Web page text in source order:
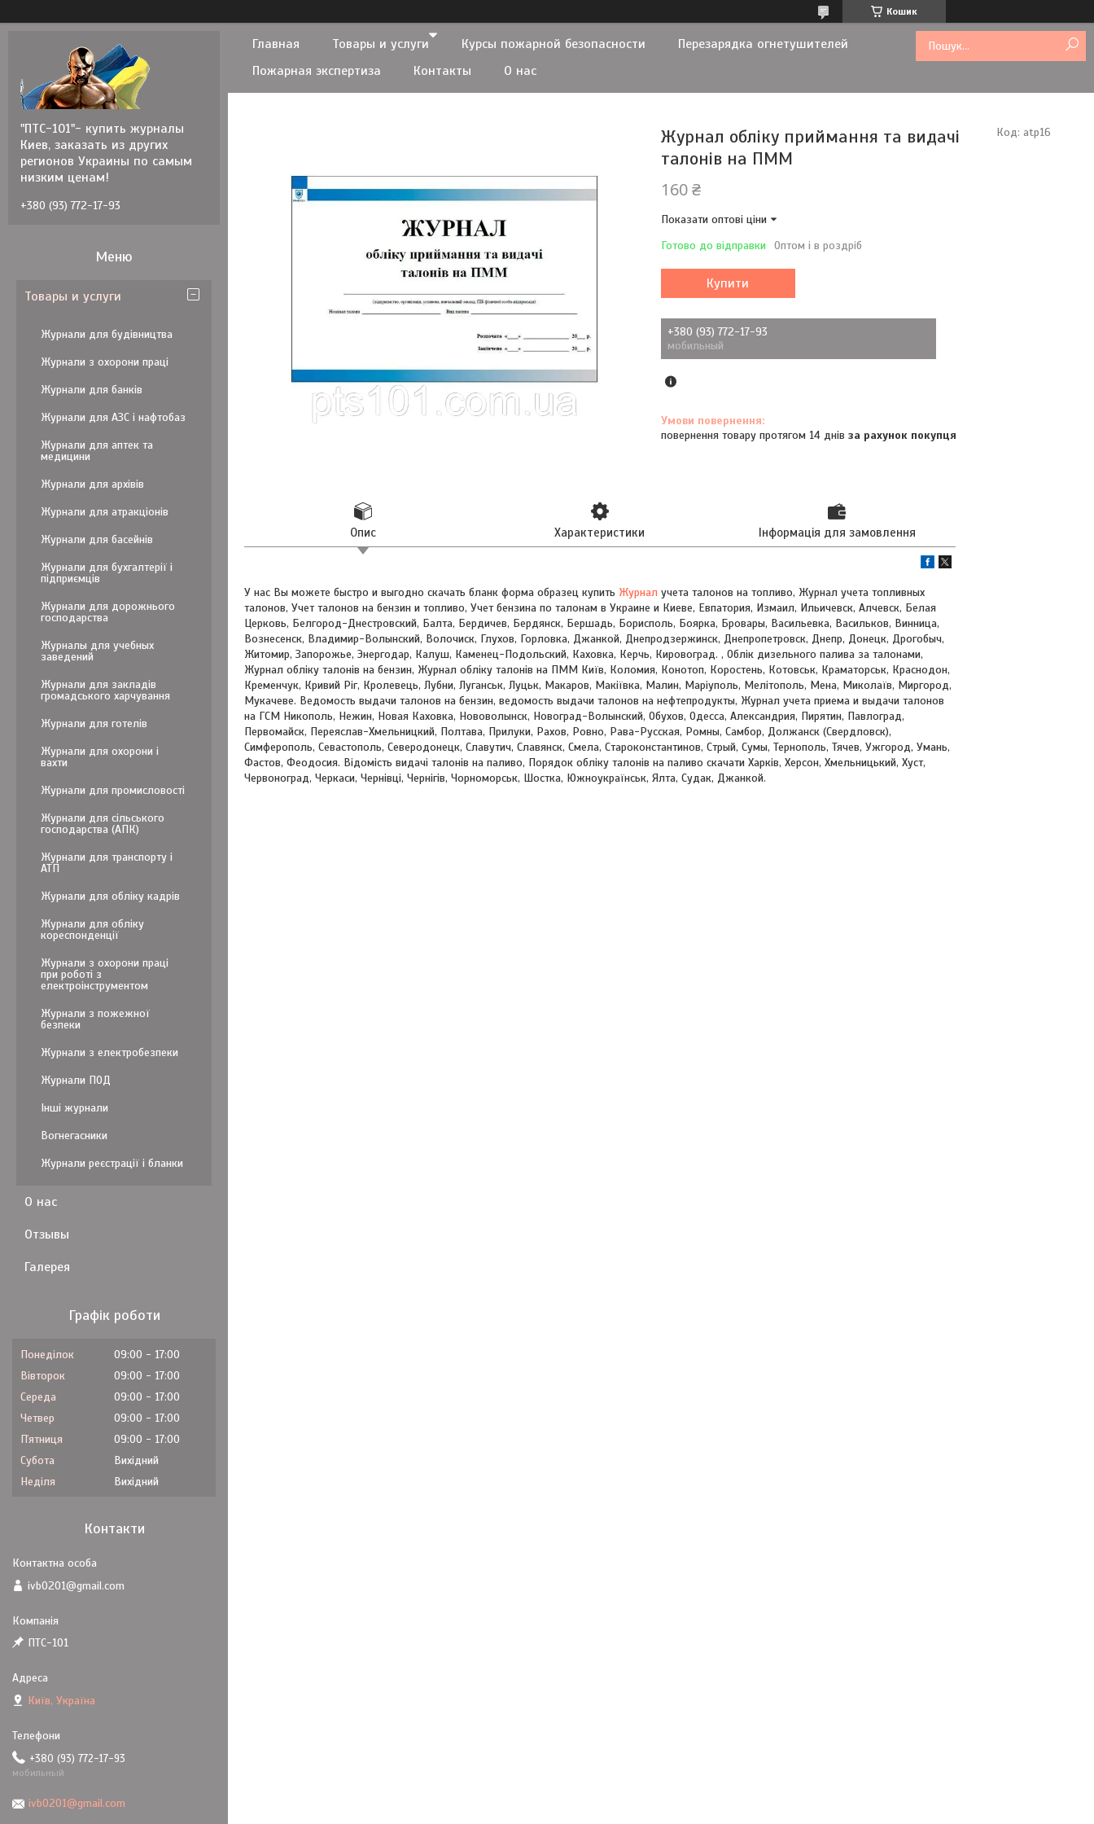
Кошик
Главная Товары и услуги Курсы пожарной безопасности
Перезарядка огнетушителей
Пожарная экспертиза
Контакты О нас
Журнал обліку приймання та видачі
талонів на ПММ
160 ₴
Показати оптові ціни
Готово до відправки
Оптом і в роздріб
Код: atp16
Купити
+380 (93) 772-17-93
мобильный
повернення товару протягом 14 днів за рахунок покупця
Опис Характеристики Інформація для замовлення
У нас Вы можете быстро и выгодно скачать бланк форма образец купить Журнал учета талонов на топливо, Журнал учета топливных
талонов, Учет талонов на бензин и топливо, Учет бензина по талонам в Украине и Киеве, Евпатория, Измаил, Ильичевск, Алчевск, Белая
Церковь, Белгород-Днестровский, Балта, Бердичев, Бердянск, Бершадь, Борисполь, Боярка, Бровары, Васильевка, Васильков, Винница,
Вознесенск, Владимир-Волынский, Волочиск, Глухов, Горловка, Джанкой, Днепродзержинск, Днепропетровск, Днепр, Донецк, Дрогобыч,
Житомир, Запорожье, Энергодар, Калуш, Каменец-Подольский, Каховка, Керчь, Кировоград. , Облік дизельного палива за талонами,
Журнал обліку талонів на бензин, Журнал обліку талонів на ПММ Київ, Коломия, Конотоп, Коростень, Котовськ, Краматорськ, Краснодон,
Кременчук, Кривий Ріг, Кролевець, Лубни, Луганськ, Луцьк, Макаров, Макіївка, Малин, Маріуполь, Мелітополь, Мена, Миколаїв, Миргород,
Мукачеве. Ведомость выдачи талонов на бензин, ведомость выдачи талонов на нефтепродукты, Журнал учета приема и выдачи талонов
на ГСМ Никополь, Нежин, Новая Каховка, Нововолынск, Новоград-Волынский, Обухов, Одесса, Александрия, Пирятин, Павлоград,
Первомайск, Переяслав-Хмельницкий, Полтава, Прилуки, Рахов, Ровно, Рава-Русская, Ромны, Самбор, Должанск (Свердловск),
Симферополь, Севастополь, Северодонецк, Славутич, Славянск, Смела, Староконстантинов, Стрый, Сумы, Тернополь, Тячев, Ужгород, Умань,
Фастов, Феодосия. Відомість видачі талонів на паливо, Порядок обліку талонів на паливо скачати Харків, Херсон, Хмельницький, Хуст,
Червоноград, Черкаси, Чернівці, Чернігів, Чорноморськ, Шостка, Южноукраїнськ, Ялта, Судак, Джанкой.
"ПТС-101"- купить журналы
Киев, заказать из других
регионов Украины по самым
низким ценам!
+380 (93) 772-17-93
Товары и услуги
Журнали для будівництва
Журнали з охорони праці
Журнали для банків
Журнали для АЗС і нафтобаз
Журнали для аптек та
медицини
Журнали для архівів
Журнали для атракціонів
Журнали для басейнів
Журнали для бухгалтерії і
підприємців
Журнали для дорожнього
господарства
Журналы для учебных
заведений
Журнали для закладів
громадського харчування
Журнали для готелів
Журнали для охорони і
вахти
Журнали для промисловості
Журнали для сільського
господарства (АПК)
Журнали для транспорту і
АТП
Журнали для обліку кадрів
Журнали для обліку
кореспонденції
Журнали з охорони праці
при роботі з
електроінструментом
Журнали з пожежної
безпеки
Журнали з електробезпеки
Журнали ПОД
Інші журнали
Вогнегасники
Журнали реєстрації і бланки
О нас
Отзывы
Галерея
Графік роботи
Понеділок 09:00
17:00
Вівторок
09:00
17:00
Середа
09:00
17:00
Четвер
09:00
17:00
Пʼятниця
09:00
17:00
Субота
Вихідний
Неділя
Вихідний
Контакти
ivb0201@gmail.com
ПТС-101
Київ, Україна
+380 (93) 772-17-93
мобильный
ivb0201@gmail.com